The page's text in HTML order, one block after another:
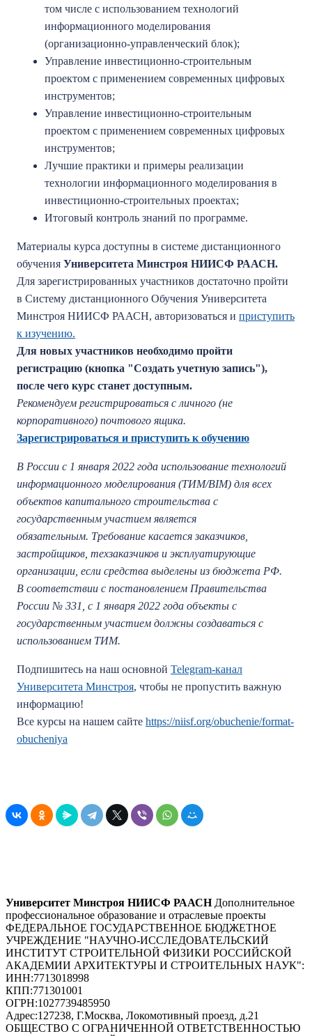
том числе с использованием технологий
информационного моделирования
(организационно-управленческий блок);
Управление инвестиционно-строительным
проектом с применением современных цифровых
инструментов;
Управление инвестиционно-строительным
проектом с применением современных цифровых
инструментов;
Лучшие практики и примеры реализации
технологии информационного моделирования в
инвестиционно-строительных проектах;
Итоговый контроль знаний по программе.
Материалы курса доступны в системе дистанционного
обучения Университета Минстроя НИИСФ РААСН.
Для зарегистрированных участников достаточно пройти
в Систему дистанционного Обучения Университета
Минстроя НИИСФ РААСН, авторизоваться и приступить
к изучению.
Для новых участников необходимо пройти
регистрацию (кнопка "Создать учетную запись"),
после чего курс станет доступным.
Рекомендуем регистрироваться с личного (не
корпоративного) почтового ящика.
Зарегистрироваться и приступить к обучению
В России с 1 января 2022 года использование технологий
информационного моделирования (ТИМ/BIM) для всех
объектов капитального строительства с
государственным участием является
обязательным. Требование касается заказчиков,
застройщиков, техзаказчиков и эксплуатирующие
организации, если средства выделены из бюджета РФ.
В соответствии с постановлением Правительства
России № 331, с 1 января 2022 года объекты с
государственным участием должны создаваться с
использованием ТИМ.
Подпишитесь на наш основной Telegram-канал
Университета Минстроя, чтобы не пропустить важную
информацию!
Все курсы на нашем сайте https://niisf.org/obuchenie/format-
obucheniya
Университет Минстроя НИИСФ РААСН Дополнительное
профессиональное образование и отраслевые проекты
ФЕДЕРАЛЬНОЕ ГОСУДАРСТВЕННОЕ БЮДЖЕТНОЕ
УЧРЕЖДЕНИЕ "НАУЧНО-ИССЛЕДОВАТЕЛЬСКИЙ
ИНСТИТУТ СТРОИТЕЛЬНОЙ ФИЗИКИ РОССИЙСКОЙ
АКАДЕМИИ АРХИТЕКТУРЫ И СТРОИТЕЛЬНЫХ НАУК":
ИНН:7713018998
КПП:771301001
ОГРН:1027739485950
Адрес:127238, Г.Москва, Локомотивный проезд, д.21
ОБЩЕСТВО С ОГРАНИЧЕННОЙ ОТВЕТСТВЕННОСТЬЮ